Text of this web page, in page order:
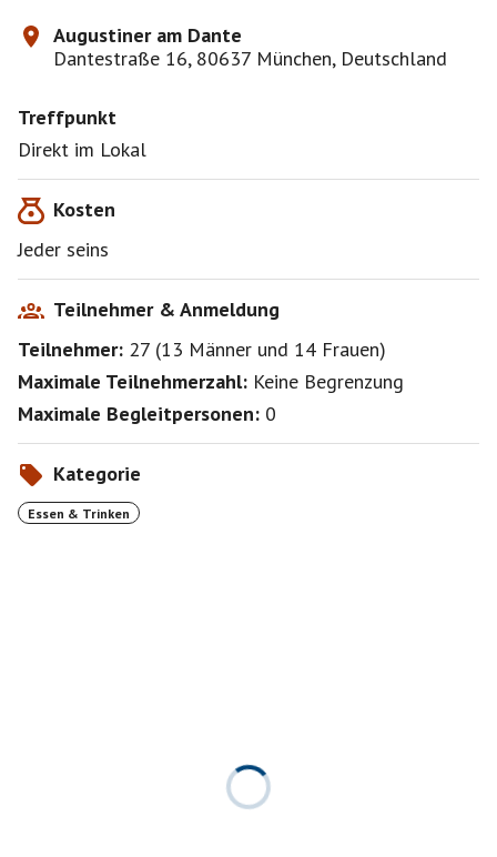
Augustiner am Dante
Dantestraße 16, 80637 München, Deutschland
Treffpunkt
Direkt im Lokal
Kosten
Jeder seins
Teilnehmer & Anmeldung
Teilnehmer: 27 (13 Männer und 14 Frauen)
Maximale Teilnehmerzahl: Keine Begrenzung
Maximale Begleitpersonen: 0
Kategorie
Essen & Trinken